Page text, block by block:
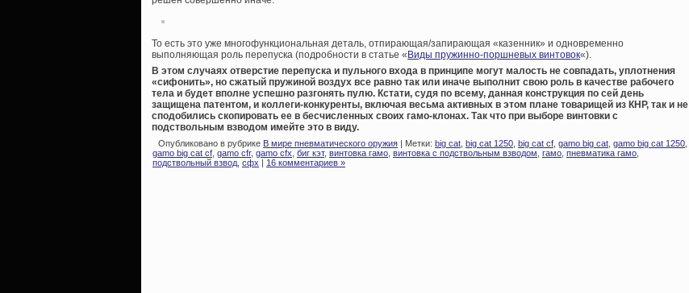
То есть это уже многофункциональная деталь, отпирающая/запирающая «казенник» и одновременно
выполняющая роль перепуска (подробности в статье «Виды пружинно-поршневых винтовок«).
В этом случаях отверстие перепуска и пульного входа в принципе могут малость не совпадать, уплотнения
«сифонить», но сжатый пружиной воздух все равно так или иначе выполнит свою роль в качестве рабочего
тела и будет вполне успешно разгонять пулю. Кстати, судя по всему, данная конструкция по сей день
защищена патентом, и коллеги-конкуренты, включая весьма активных в этом плане товарищей из КНР, так и не
сподобились скопировать ее в бесчисленных своих гамо-клонах. Так что при выборе винтовки с
подствольным взводом имейте это в виду.
Опубликовано в рубрике В мире пневматического оружия | Метки: big cat big cat 1250 big cat cf gamo big cat gamo big cat 1250
gamo big cat cf gamo cfr, gamo cfx биг кэт, винтовка гамо винтовка с подствольным взводом гамо пневматика гамо
подствольный взвод сфх | 16 комментариев »